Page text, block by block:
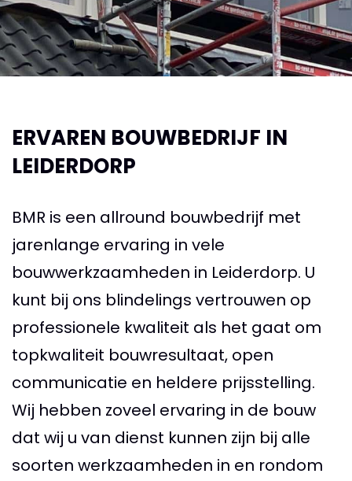
ERVAREN BOUWBEDRIJF IN
LEIDERDORP
BMR is een allround bouwbedrijf met
jarenlange ervaring in vele
bouwwerkzaamheden in Leiderdorp. U
kunt bij ons blindelings vertrouwen op
professionele kwaliteit als het gaat om
topkwaliteit bouwresultaat, open
communicatie en heldere prijsstelling.
Wij hebben zoveel ervaring in de bouw
dat wij u van dienst kunnen zijn bij alle
soorten werkzaamheden in en rondom